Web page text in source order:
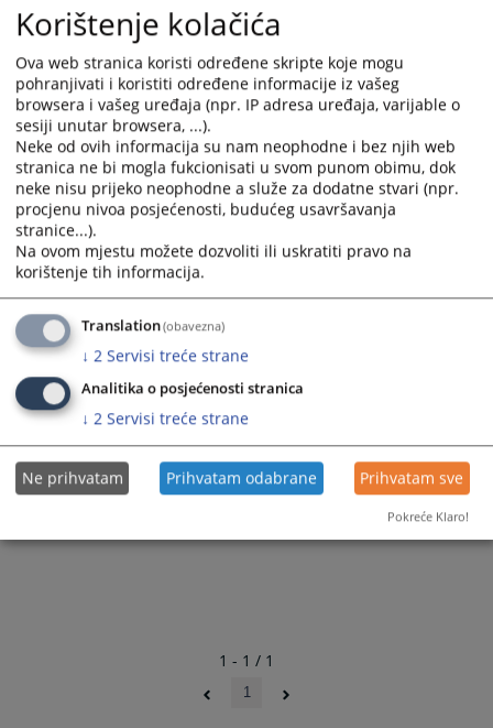
programiranja, praćenja i izvješćivanja u VSTV-u BiH;
Identificiranje, razvijanje i primjena novih i poboljšanih načina rada za
potporu razvoju Tajništva VSTV-a BiH i postizanja utvrđenih ciljeva
VSTV-a BiH;
• Obavljanje ostalih aktivnosti proizašlih iz nadležnosti Odjela i drugih
zadataka po nalogu direktora Tajništva VSTV-a BiH.
267 PREGLEDA
1 - 1 / 1
1
Korištenje kolačića
Ova web stranica koristi određene skripte koje mogu
pohranjivati i koristiti određene informacije iz vašeg
browsera i vašeg uređaja (npr. IP adresa uređaja, varijable o
sesiji unutar browsera, ...).
Neke od ovih informacija su nam neophodne i bez njih web
stranica ne bi mogla fukcionisati u svom punom obimu, dok
neke nisu prijeko neophodne a služe za dodatne stvari (npr.
procjenu nivoa posjećenosti, budućeg usavršavanja
stranice...).
Na ovom mjestu možete dozvoliti ili uskratiti pravo na
korištenje tih informacija.
Translation(obavezna)
↓ 2 Servisi treće strane
Analitika o posjećenosti stranica
↓ 2 Servisi treće strane
Ne prihvatam Prihvatam odabrane Prihvatam sve
Pokreće Klaro!